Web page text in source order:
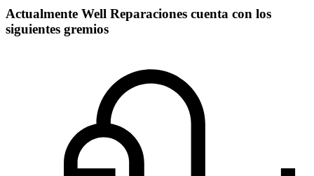
Actualmente Well Reparaciones cuenta con los
siguientes gremios